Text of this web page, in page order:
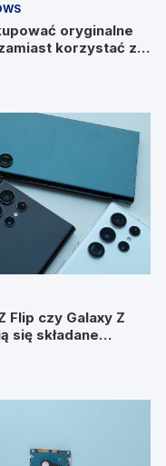
oryginalne
korzystać z
źródeł?
Flip czy Galaxy Z
się składane